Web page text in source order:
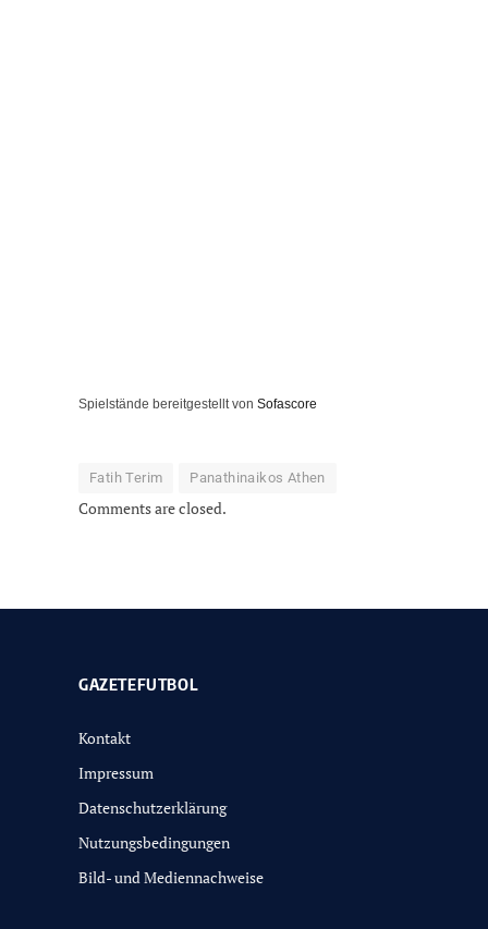
Spielstände bereitgestellt von Sofascore
Fatih Terim Panathinaikos Athen
Comments are closed.
GAZETEFUTBOL
Kontakt
Impressum
Datenschutzerklärung
Nutzungsbedingungen
Bild- und Mediennachweise